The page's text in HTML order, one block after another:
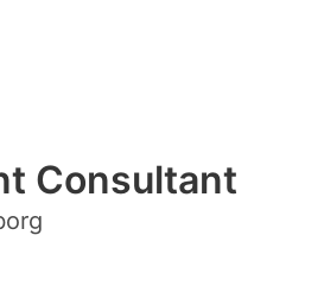
Consultant